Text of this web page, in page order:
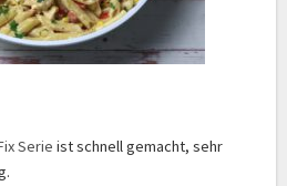
Serie ist schnell gemacht, sehr